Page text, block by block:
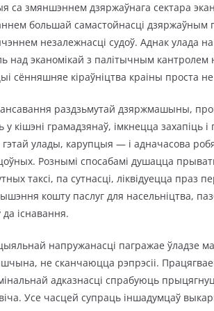
са змяншэннем дзяржаўнага сектара
большай самастойнасці дзяржаўным
незалежнасці судоў. Аднак улада
над эканомікай з палітычным кантролем
сённяшняе кіраўніцтва краіны проста
раздзьмутай дзяржмашыны,
у кішэні грамадзянаў, імкнецца
гэтай улады, карупцыя — і адначасова
Рознымі спосабамі душацца
таксі, па сутнасці, ліквідуецца праз
кошту паслуг для насельніцтва,
да існавання.
напружанасці пагражае ўладзе
не сканчаюцца рэпрэсіі.
адказнасці спрабуюць
Усе часцей супраць іншадумцаў